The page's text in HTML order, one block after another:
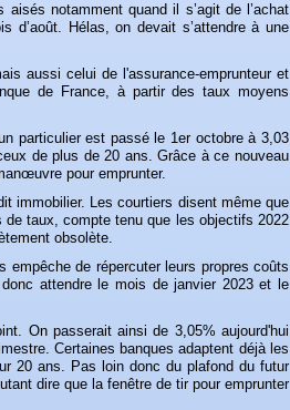
notamment quand il s’agit de l’achat
d’août. Hélas, on devait s’attendre à une
aussi celui de l'assurance-emprunteur et
de France, à partir des taux moyens
particulier est passé le 1er octobre à 3,03
de plus de 20 ans. Grâce à ce nouveau
pour emprunter.
immobilier. Les courtiers disent même que
de taux, compte tenu que les objectifs 2022
obsolète.
de répercuter leurs propres coûts
attendre le mois de janvier 2023 et le
On passerait ainsi de 3,05% aujourd'hui
Certaines banques adaptent déjà les
20 ans. Pas loin donc du plafond du futur
dire que la fenêtre de tir pour emprunter